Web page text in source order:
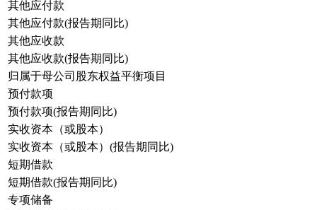
其他应付款
其他应付款(报告期同比)
其他应收款
其他应收款(报告期同比)
归属于母公司股东权益平衡项目
预付款项
预付款项(报告期同比)
实收资本（或股本）
实收资本（或股本）(报告期同比)
短期借款
短期借款(报告期同比)
专项储备